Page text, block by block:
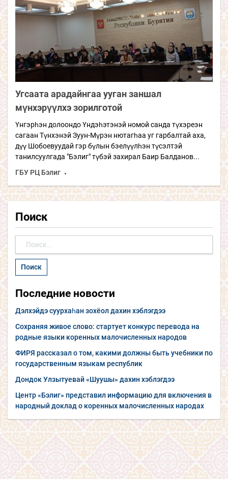
Угсаата арадайнгаа ууган заншал
мүнхэрүүлхэ зорилготой
Үнгэрһэн долоондо Үндэһэтэнэй номой санда түхэреэн
сагаан Түнхэнэй Зуун-Мүрэн нютагһаа уг гарбалтай аха,
дүү Шобоевуудай гэр бүлын бэелүүлһэн түсэлтэй
танилсуулгада "Бэлиг" түбэй захирал Баир Балданов...
ГБУ РЦ Бэлиг
Поиск
Найти:
Последние новости
Дэлхэйдэ суурхаһан зохёол дахин хэблэгдээ
Сохраняя живое слово: стартует конкурс перевода на
родные языки коренных малочисленных народов
ФИРЯ рассказал о том, какими должны быть учебники по
государственным языкам республик
Дондок Улзытуевай «Шуушы» дахин хэблэгдээ
Центр «Бэлиг» представил информацию для включения в
народный доклад о коренных малочисленных народах